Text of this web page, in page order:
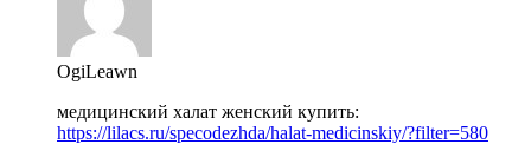
OgiLeawn
медицинский халат женский купить:
https://lilacs.ru/specodezhda/halat-medicinskiy/?filter=580